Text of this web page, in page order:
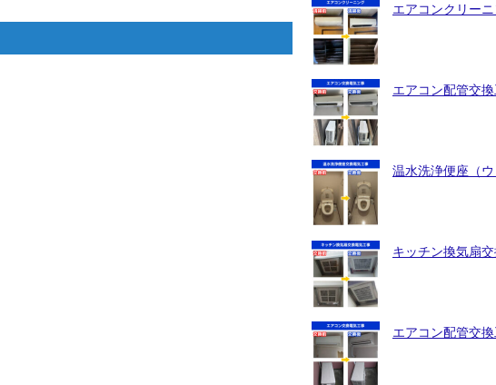
エアコンクリー
エアコン配管交
温水洗浄便座（
キッチン換気扇
エアコン配管交